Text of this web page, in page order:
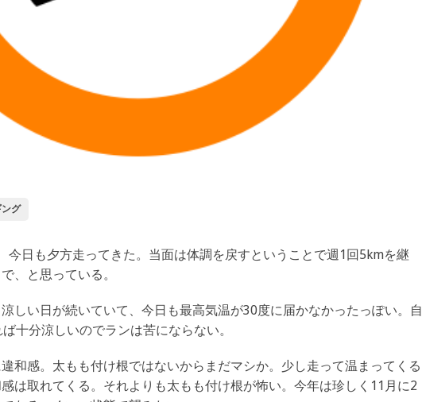
グ
今日も夕方走ってきた。当面は体調を戻すということで週1回5kmを継
、と思っている。
しい日が続いていて、今日も最高気温が30度に届かなかったっぽい。自
十分涼しいのでランは苦にならない。
和感。太もも付け根ではないからまだマシか。少し走って温まってくる
は取れてくる。それよりも太もも付け根が怖い。今年は珍しく11月に2